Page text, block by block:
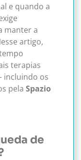
e quando a
manter a
artigo,
terapias
incluindo os
pela Spazio
de